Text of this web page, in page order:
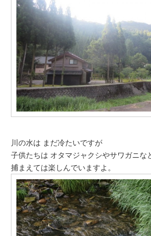
川の水は まだ冷たいですが
子供たちは オタマジャクシやサワガニな
捕まえては楽しんでいますよ。